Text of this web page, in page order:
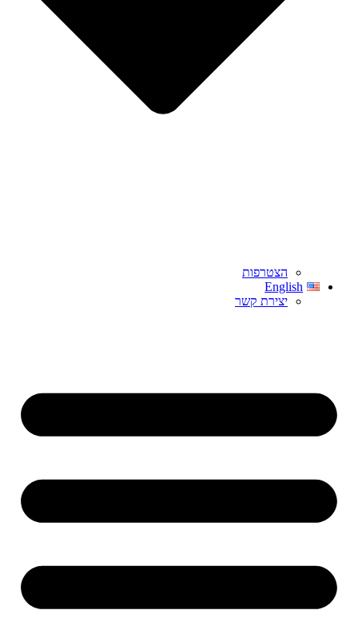
הצטרפות
English
יצירת קשר